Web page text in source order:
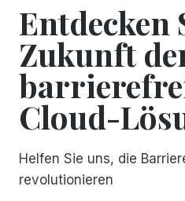
Entdecken
Zukunft
Cloud-
Helfen Sie uns, die
revolutionieren